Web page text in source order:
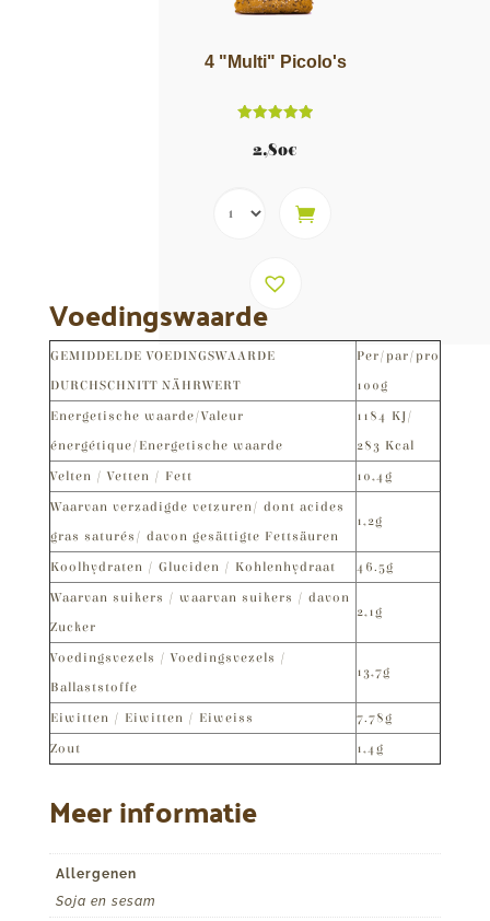
4 "Multi" Picolo's
5.00
van 5
2,80€
Voedingswaarde
GEMIDDELDE VOEDINGSWAARDE
DURCHSCHNITT NÄHRWERT
Per/par/pro
100g
Energetische waarde/Valeur
énergétique/Energetische waarde
1184 KJ/
283 Kcal
Velten / Vetten / Fett
10,4g
Waarvan verzadigde vetzuren/ dont acides
gras saturés/ davon gesättigte Fettsäuren
1,2g
Koolhydraten / Gluciden / Kohlenhydraat
46.5g
Waarvan suikers / waarvan suikers / davon
Zucker
2,1g
Voedingsvezels / Voedingsvezels /
Ballaststoffe
13,7g
Eiwitten / Eiwitten / Eiweiss
7.78g
Zout
1,4g
Meer informatie
Allergenen
Soja en sesam